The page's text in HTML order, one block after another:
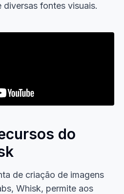
fontes visuais.
do
de criação de imagens
Whisk, permite aos